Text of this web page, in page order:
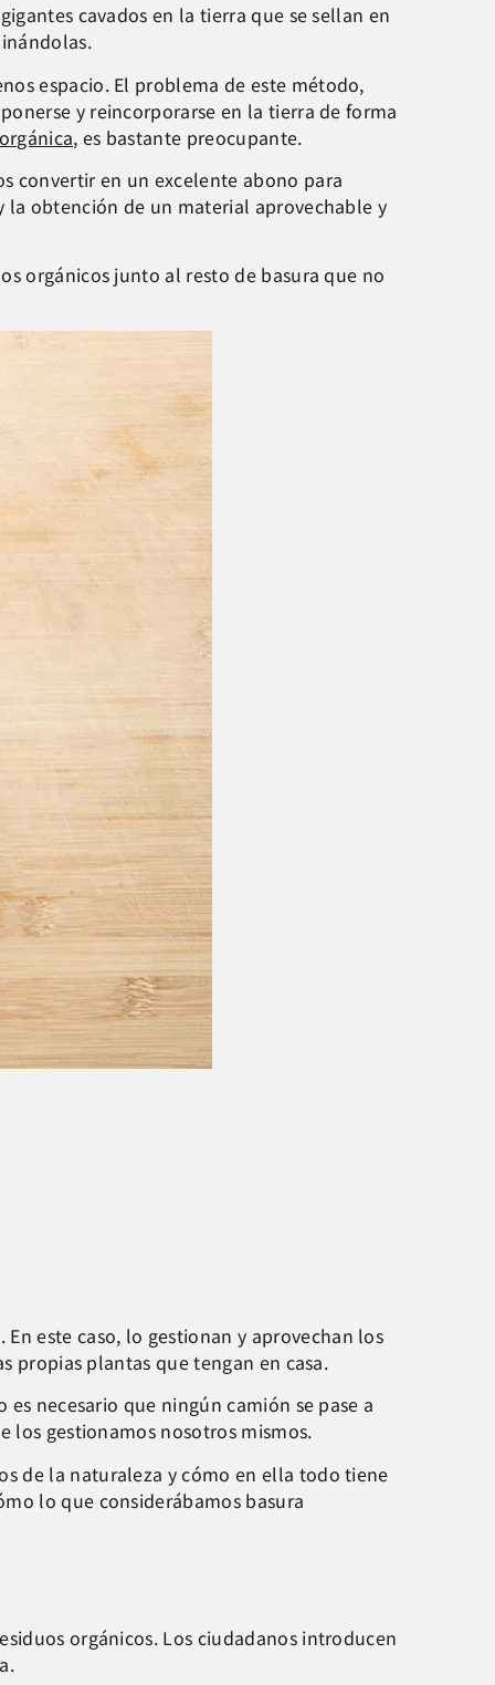
cavados en la tierra que se sellan en
espacio. El problema de este método,
y reincorporarse en la tierra de forma
, es bastante preocupante.
convertir en un excelente abono para
la obtención de un material aprovechable y
orgánicos junto al resto de basura que no
este caso, lo gestionan y aprovechan los
propias plantas que tengan en casa.
necesario que ningún camión se pase a
los gestionamos nosotros mismos.
de la naturaleza y cómo en ella todo tiene
lo que considerábamos basura
orgánicos. Los ciudadanos introducen